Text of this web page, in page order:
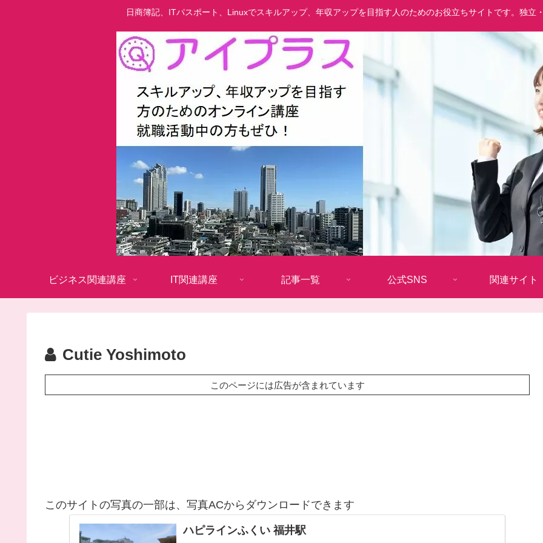
日商簿記、ITパスポート、Linuxでスキルアップ、年収アップを目指す人のためのお役立ちサイトです。独立
ビジネス関連講座 IT関連講座 記事一覧 公式SNS 関連サイト
Cutie Yoshimoto
このページには広告が含まれています
このサイトの写真の一部は、写真ACからダウンロードできます
ハピラインふくい 福井駅